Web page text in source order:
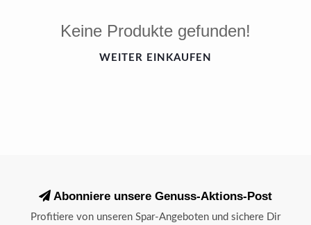
Keine Produkte gefunden!
WEITER EINKAUFEN
Abonniere unsere Genuss-Aktions-Post
Profitiere von unseren Spar-Angeboten und sichere Dir